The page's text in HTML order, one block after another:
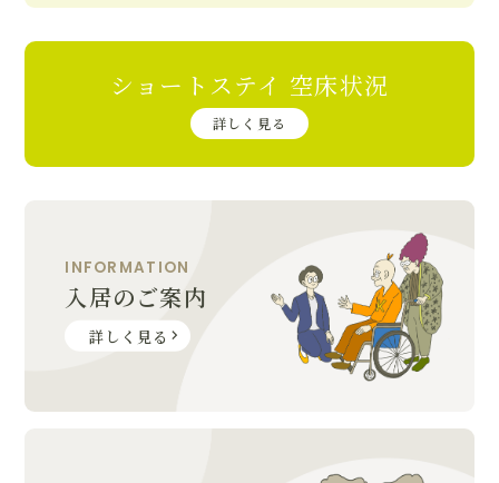
ショートステイ 空床状況
詳しく見る
INFORMATION
入居のご案内
詳しく見る